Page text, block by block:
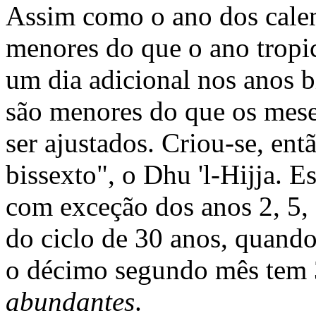
Assim como o ano dos
menores do que o ano
um dia adicional nos anos
são menores do que os
ser ajustados. Criou-se,
bissexto", o Dhu 'l-Hijja.
com exceção dos anos 2,
do ciclo de 30 anos,
o décimo segundo mês
abundantes.